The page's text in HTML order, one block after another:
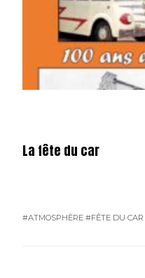
La fête du car
#ATMOSPHÈRE #FÊTE DU CAR